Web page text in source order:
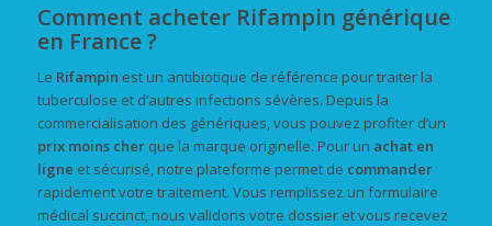
Comment acheter Rifampin générique
en France ?
Le Rifampin est un antibiotique de référence pour traiter la
tuberculose et d’autres infections sévères. Depuis la
commercialisation des génériques, vous pouvez profiter d’un
prix moins cherque la marque originelle. Pour un achat en
ligne et sécurisé, notre plateforme permet de commander
rapidement votre traitement. Vous remplissez un formulaire
médical succinct, nous validons votre dossier et vous recevez